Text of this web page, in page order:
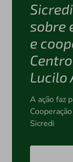
sobre
e
Lucilo
A ação faz
Sicredi